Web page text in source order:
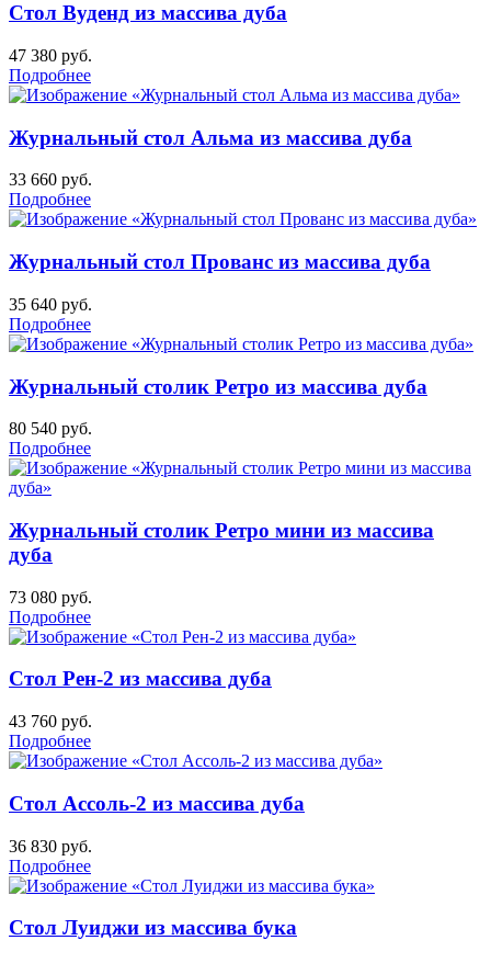
Стол Вуденд из массива дуба
47 380 руб.
Подробнее
Журнальный стол Альма из массива дуба
33 660 руб.
Подробнее
Журнальный стол Прованс из массива дуба
35 640 руб.
Подробнее
Журнальный столик Ретро из массива дуба
80 540 руб.
Подробнее
Журнальный столик Ретро мини из массива
дуба
73 080 руб.
Подробнее
Стол Рен-2 из массива дуба
43 760 руб.
Подробнее
Стол Ассоль-2 из массива дуба
36 830 руб.
Подробнее
Стол Луиджи из массива бука